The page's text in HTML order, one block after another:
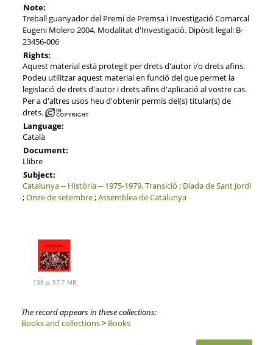
Note:
Treball guanyador del Premi de Premsa i Investigació Comarcal
Eugeni Molero 2004, Modalitat d'Investigació. Dipòsit legal: B-
23456-006
Rights:
Aquest material està protegit per drets d'autor i/o drets afins.
Podeu utilitzar aquest material en funció del que permet la
legislació de drets d'autor i drets afins d'aplicació al vostre cas.
Per a d'altres usos heu d'obtenir permís del(s) titular(s) de
drets.
Language:
Català
Document:
Llibre
Subject:
Catalunya -- Història -- 1975-1979, Transició ; Diada de Sant Jordi
;Onze de setembre;Assemblea de Catalunya
138 p, 57.7 MB
The record appears in these collections:
Books and collections> Books